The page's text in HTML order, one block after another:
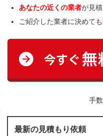
あなたの近くの業者が見
ご紹介した業者に決めても
手
最新の見積もり依頼